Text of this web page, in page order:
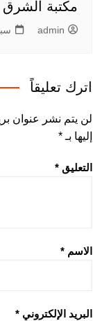
مكتبة الشرق
admin
اترك تعليقاً
لن يتم نشر عنوان
إليها بـ *
التعليق *
الاسم *
البريد الإلكتروني *